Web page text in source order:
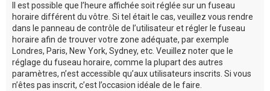
Il est possible que l’heure affichée soit réglée sur un fuseau
horaire différent du vôtre. Si tel était le cas, veuillez vous rendre
dans le panneau de contrôle de l’utilisateur et régler le fuseau
horaire afin de trouver votre zone adéquate, par exemple
Londres, Paris, New York, Sydney, etc. Veuillez noter que le
réglage du fuseau horaire, comme la plupart des autres
paramètres, n’est accessible qu’aux utilisateurs inscrits. Si vous
n’êtes pas inscrit, c’est l’occasion idéale de le faire.